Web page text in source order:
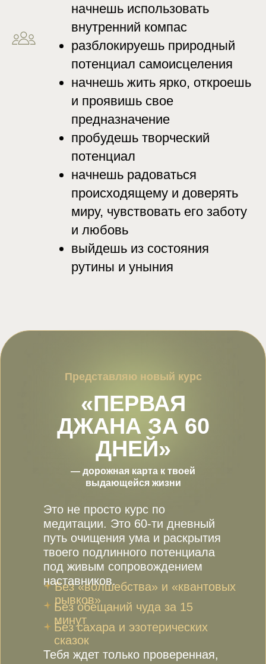
начнешь использовать
внутренний компас
разблокируешь природный
потенциал самоисцеления
начнешь жить ярко, откроешь
и проявишь свое
предназначение
пробудешь творческий
потенциал
начнешь радоваться
происходящему и доверять
миру, чувствовать его заботу
и любовь
выйдешь из состояния
рутины и уныния
Без «волшебства» и «квантовых
рывков»
Это не просто курс по
медитации. Это 60-ти дневный
путь очищения ума и раскрытия
твоего подлинного потенциала
под живым сопровождением
наставников.
Без сахара и эзотерических
сказок
Тебя ждет только проверенная,
Без обещаний чуда за 15
минут
— дорожная карта к твоей
выдающейся жизни
«ПЕРВАЯ
ДЖАНА ЗА 60
ДНЕЙ»
Представляю новый курс